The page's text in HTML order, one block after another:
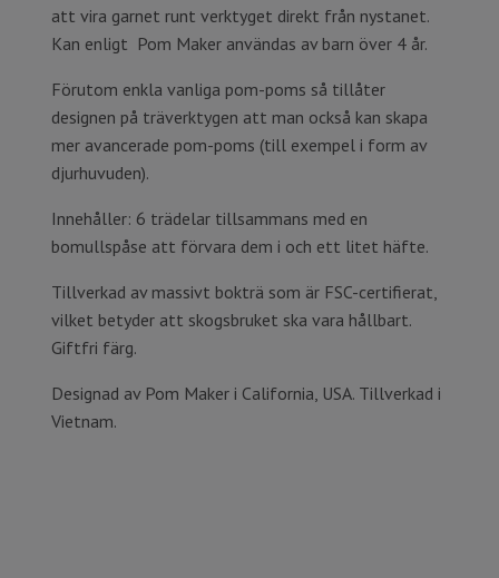
att vira garnet runt verktyget direkt från nystanet.
Kan enligt Pom Maker användas av barn över 4 år.
Förutom enkla vanliga pom-poms så tillåter
designen på träverktygen att man också kan skapa
mer avancerade pom-poms (till exempel i form av
djurhuvuden).
Innehåller: 6 trädelar tillsammans med en
bomullspåse att förvara dem i och ett litet häfte.
Tillverkad av massivt bokträ som är FSC-certifierat,
vilket betyder att skogsbruket ska vara hållbart.
Giftfri färg.
Designad av Pom Maker i California, USA. Tillverkad i
Vietnam.